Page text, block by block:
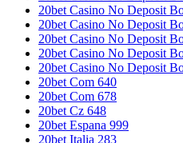
20bet Casino No Deposit
20bet Casino No Deposit
20bet Casino No Deposit
20bet Casino No Deposit
20bet Casino No Deposit
20bet Com 640
20bet Com 678
20bet Cz 648
20bet Espana 999
20bet Italia 283